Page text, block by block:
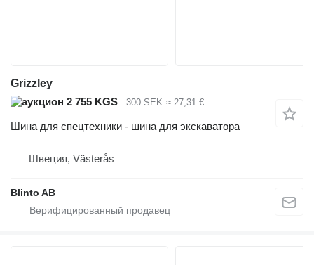
Grizzley
2 755 KGS
300 SEK ≈ 27,31 €
Шина для спецтехники - шина для экскаватора
Швеция, Västerås
Blinto AB